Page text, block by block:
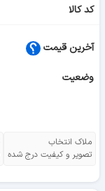
کد کالا
آخرین قیمت
وضعیت
ملاک انتخاب
تصویر و کیفیت درج شده